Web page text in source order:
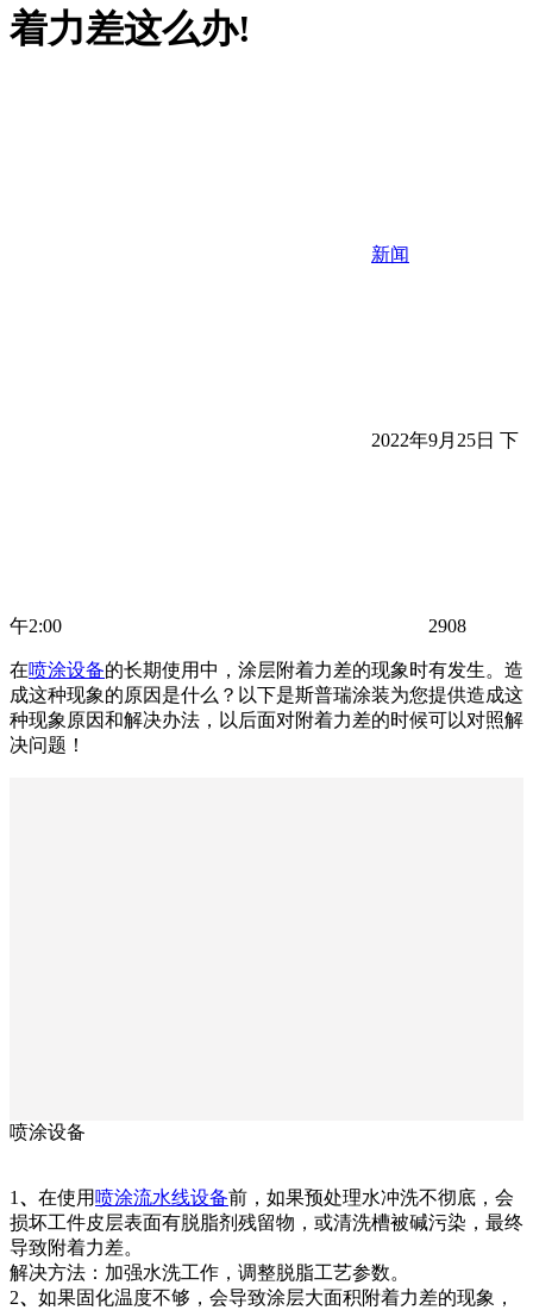
着力差这么办!
新闻
2022年9月25日 下
午2:00 2908
在喷涂设备的长期使用中，涂层附着力差的现象时有发生。造
成这种现象的原因是什么？以下是斯普瑞涂装为您提供造成这
种现象原因和解决办法，以后面对附着力差的时候可以对照解
决问题！
喷涂设备
1 、 在使用 喷涂流水线设备前，如果预处理水冲洗不彻底，会
损坏工件皮层表面有脱脂剂残留物，或清洗槽被碱污染，最终
导致附着力差。
解决方法：加强水洗工作，调整脱脂工艺参数。
2、 如果固化温度不够，会导致涂层大面积附着力差的现象，